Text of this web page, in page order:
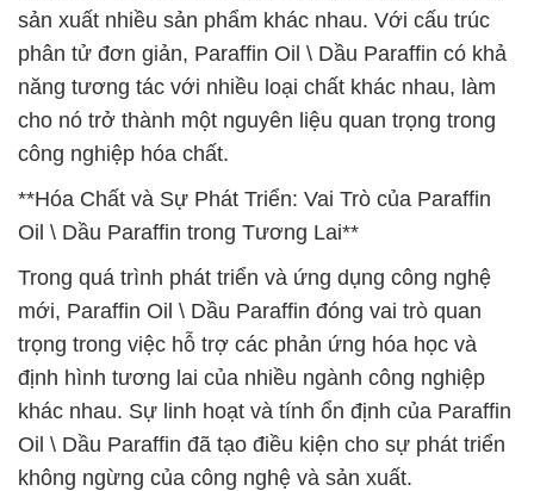
sản xuất nhiều sản phẩm khác nhau. Với cấu trúc
phân tử đơn giản, Paraffin Oil \ Dầu Paraffin có khả
năng tương tác với nhiều loại chất khác nhau, làm
cho nó trở thành một nguyên liệu quan trọng trong
công nghiệp hóa chất.
**Hóa Chất và Sự Phát Triển: Vai Trò của Paraffin
Oil \ Dầu Paraffin trong Tương Lai**
Trong quá trình phát triển và ứng dụng công nghệ
mới, Paraffin Oil \ Dầu Paraffin đóng vai trò quan
trọng trong việc hỗ trợ các phản ứng hóa học và
định hình tương lai của nhiều ngành công nghiệp
khác nhau. Sự linh hoạt và tính ổn định của Paraffin
Oil \ Dầu Paraffin đã tạo điều kiện cho sự phát triển
không ngừng của công nghệ và sản xuất.